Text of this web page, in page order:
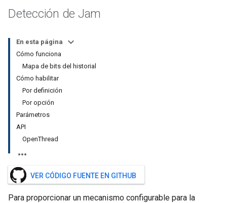
Detección de Jam
En esta página
Cómo funciona
Mapa de bits del historial
Cómo habilitar
Por definición
Por opción
Parámetros
API
OpenThread
VER CÓDIGO FUENTE EN GITHUB
Para proporcionar un mecanismo configurable para la